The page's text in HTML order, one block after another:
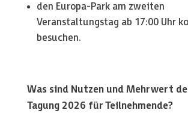
den Europa-Park am zweiten
Veranstaltungstag ab 17:00 Uhr
besuchen.
Was sind Nutzen und Mehrwert
Tagung 2026 für Teilnehmende?